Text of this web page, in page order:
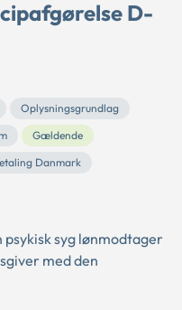
D-
Oplysningsgrundlag
Gældende
Danmark
syg lønmodtager
med den